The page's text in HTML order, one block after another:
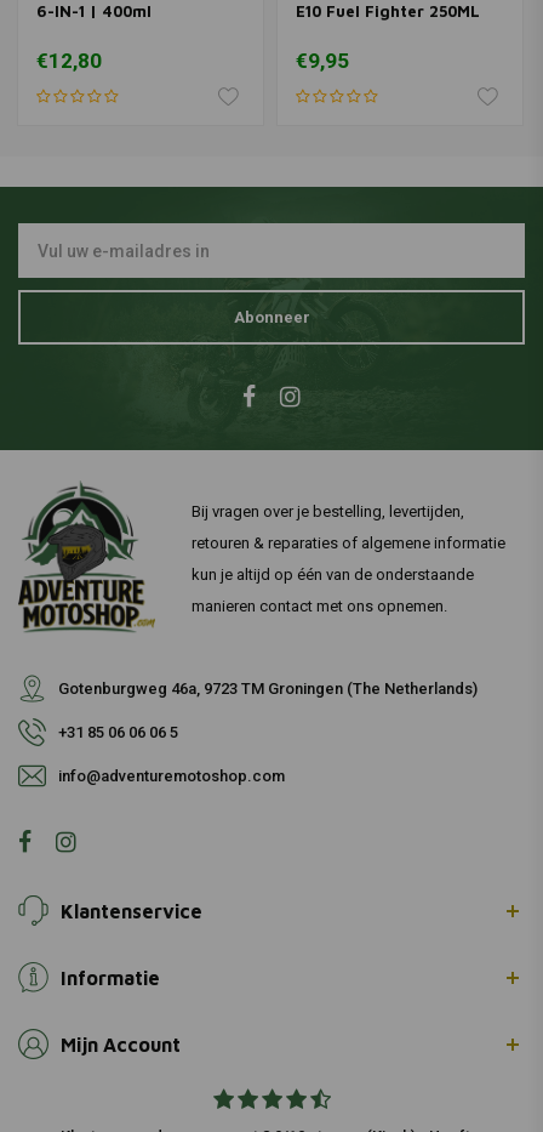
6-IN-1 | 400ml
€12,80
E10 Fuel Fighter 250ML
€9,95
Abonneer
Bij vragen over je bestelling, levertijden,
retouren & reparaties of algemene informatie
kun je altijd op één van de onderstaande
manieren contact met ons opnemen.
Gotenburgweg 46a, 9723 TM Groningen (The Netherlands)
+31 85 06 06 06 5
info@adventuremotoshop.com
Klantenservice
Informatie
Mijn Account